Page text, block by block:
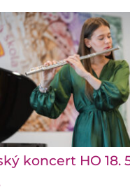
koncert HO 18.